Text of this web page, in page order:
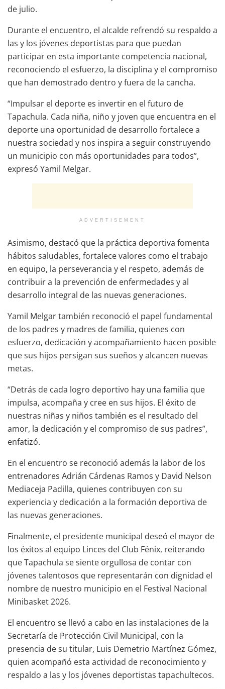
de julio.
Durante el encuentro, el alcalde refrendó su respaldo a
las y los jóvenes deportistas para que puedan
participar en esta importante competencia nacional,
reconociendo el esfuerzo, la disciplina y el compromiso
que han demostrado dentro y fuera de la cancha.
“Impulsar el deporte es invertir en el futuro de
Tapachula. Cada niña, niño y joven que encuentra en el
deporte una oportunidad de desarrollo fortalece a
nuestra sociedad y nos inspira a seguir construyendo
un municipio con más oportunidades para todos”,
expresó Yamil Melgar.
ADVERTISEMENT
Asimismo, destacó que la práctica deportiva fomenta
hábitos saludables, fortalece valores como el trabajo
en equipo, la perseverancia y el respeto, además de
contribuir a la prevención de enfermedades y al
desarrollo integral de las nuevas generaciones.
Yamil Melgar también reconoció el papel fundamental
de los padres y madres de familia, quienes con
esfuerzo, dedicación y acompañamiento hacen posible
que sus hijos persigan sus sueños y alcancen nuevas
metas.
“Detrás de cada logro deportivo hay una familia que
impulsa, acompaña y cree en sus hijos. El éxito de
nuestras niñas y niños también es el resultado del
amor, la dedicación y el compromiso de sus padres”,
enfatizó.
En el encuentro se reconoció además la labor de los
entrenadores Adrián Cárdenas Ramos y David Nelson
Mediaceja Padilla, quienes contribuyen con su
experiencia y dedicación a la formación deportiva de
las nuevas generaciones.
Finalmente, el presidente municipal deseó el mayor de
los éxitos al equipo Linces del Club Fénix, reiterando
que Tapachula se siente orgullosa de contar con
jóvenes talentosos que representarán con dignidad el
nombre de nuestro municipio en el Festival Nacional
Minibasket 2026.
El encuentro se llevó a cabo en las instalaciones de la
Secretaría de Protección Civil Municipal, con la
presencia de su titular, Luis Demetrio Martínez Gómez,
quien acompañó esta actividad de reconocimiento y
respaldo a las y los jóvenes deportistas tapachultecos.